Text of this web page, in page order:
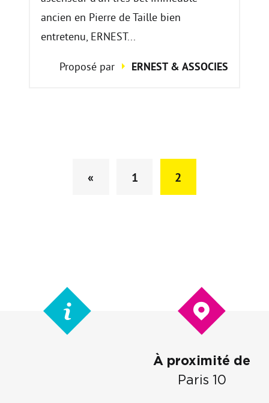
ancien en Pierre de Taille bien
entretenu, ERNEST...
Proposé par ERNEST & ASSOCIES
« 1 2
À proximité de
Paris 10